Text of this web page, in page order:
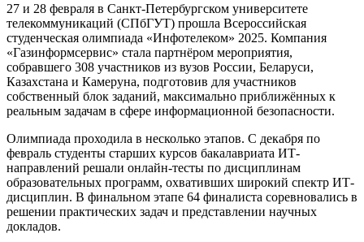
27 и 28 февраля в Санкт-Петербургском университете
телекоммуникаций (СПбГУТ) прошла Всероссийская
студенческая олимпиада «Инфотелеком» 2025. Компания
«Газинформсервис» стала партнёром мероприятия,
собравшего 308 участников из вузов России, Беларуси,
Казахстана и Камеруна, подготовив для участников
собственный блок заданий, максимально приближённых к
реальным задачам в сфере информационной безопасности.
Олимпиада проходила в несколько этапов. С декабря по
февраль студенты старших курсов бакалавриата ИТ-
направлений решали онлайн-тесты по дисциплинам
образовательных программ, охвативших широкий спектр ИТ-
дисциплин. В финальном этапе 64 финалиста соревновались в
решении практических задач и представлении научных
докладов.